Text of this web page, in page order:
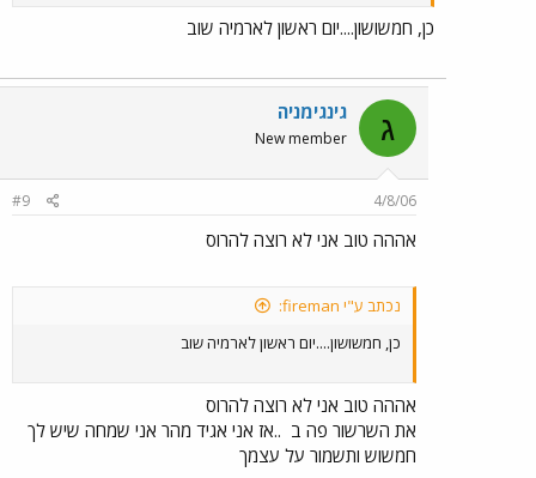
כן, חמשושון....יום ראשון לארמיה שוב
ג גינגימניה
New member
4/8/06
#9
אההה טוב אני לא רוצה להרוס
נכתב ע"י fireman:
כן, חמשושון....יום ראשון לארמיה שוב
אההה טוב אני לא רוצה להרוס
את השרשור פה ב ..אז אני אגיד מהר אני שמחה שיש לך
חמשוש ותשמור על עצמך